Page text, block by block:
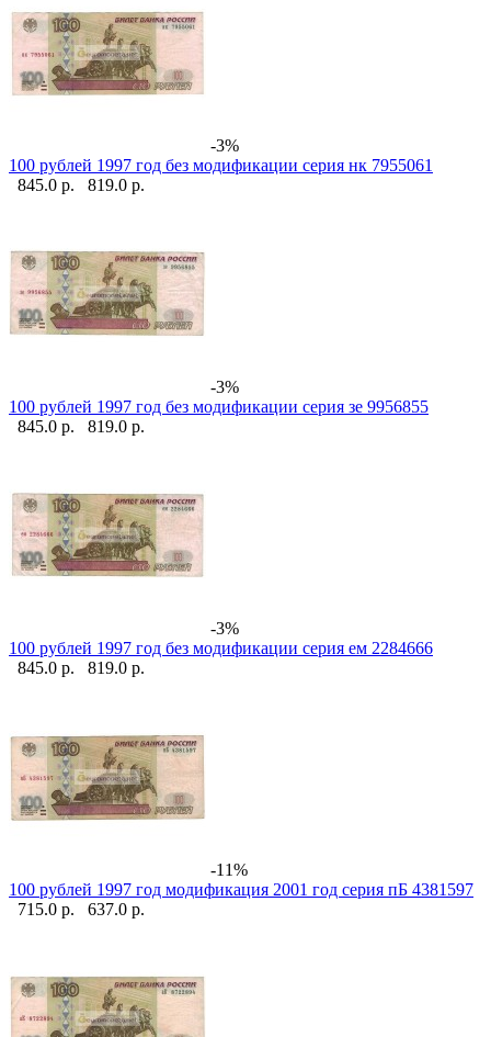
-3%
100 рублей 1997 год без модификации серия нк 7955061
845.0 р.
819.0 р.
-3%
100 рублей 1997 год без модификации серия зе 9956855
845.0 р.
819.0 р.
-3%
100 рублей 1997 год без модификации серия ем 2284666
845.0 р.
819.0 р.
-11%
100 рублей 1997 год модификация 2001 год серия пБ 4381597
715.0 р.
637.0 р.